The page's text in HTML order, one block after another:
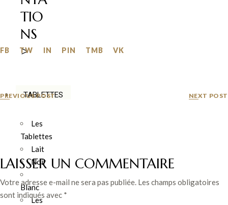
TIO
NS
>
TABLETTES
Les
Tablettes
Lait
Noir
Blanc
Les
FB TW IN PIN TMB VK
PREVIOUS POST NEXT POST
LAISSER UN COMMENTAIRE
Votre adresse e-mail ne sera pas publiée. Les champs obligatoires
sont indiqués avec *